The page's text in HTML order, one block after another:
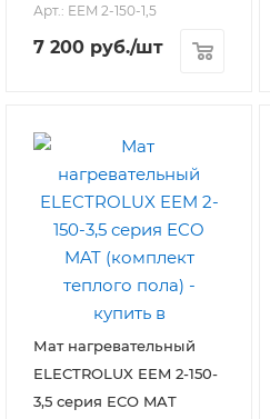
Арт.: EEM 2-150-1,5
7 200 руб./шт
Мат нагревательный
ELECTROLUX EEM 2-150-
3,5 серия ECO MAT